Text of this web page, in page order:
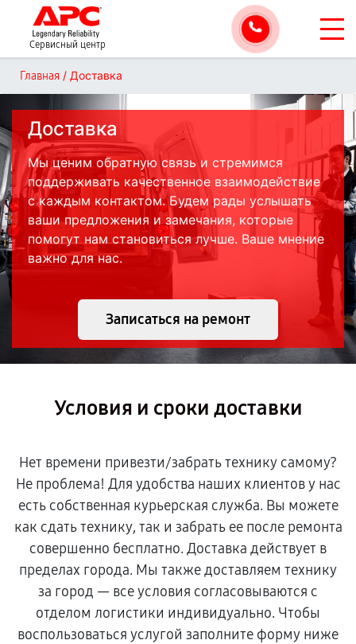
Сервисный центр
Главная / Доставка
Доставка
Мы ценим обратную связь и стремимся
поддерживать качественное взаимодействие
с каждым контактом. Будем рады услышать
ваши предложения и замечания, которые
помогут нам становиться лучше. Ваше мнение
важно для нас.
Записаться на ремонт
Условия и сроки доставки
Нет времени привезти/забрать технику самому?
Не проблема! Для удобства наших клиентов у нас
есть собственная курьерская служба. Вы можете
как сдать технику, так и забрать ее после ремонта
совершенно бесплатно. Доставка действует в
пределах города. Мы также доставляем технику
за город — все условия согласовываются с
отделом логистики индивидуально. Чтобы
воспользоваться услугой заполните форму ниже